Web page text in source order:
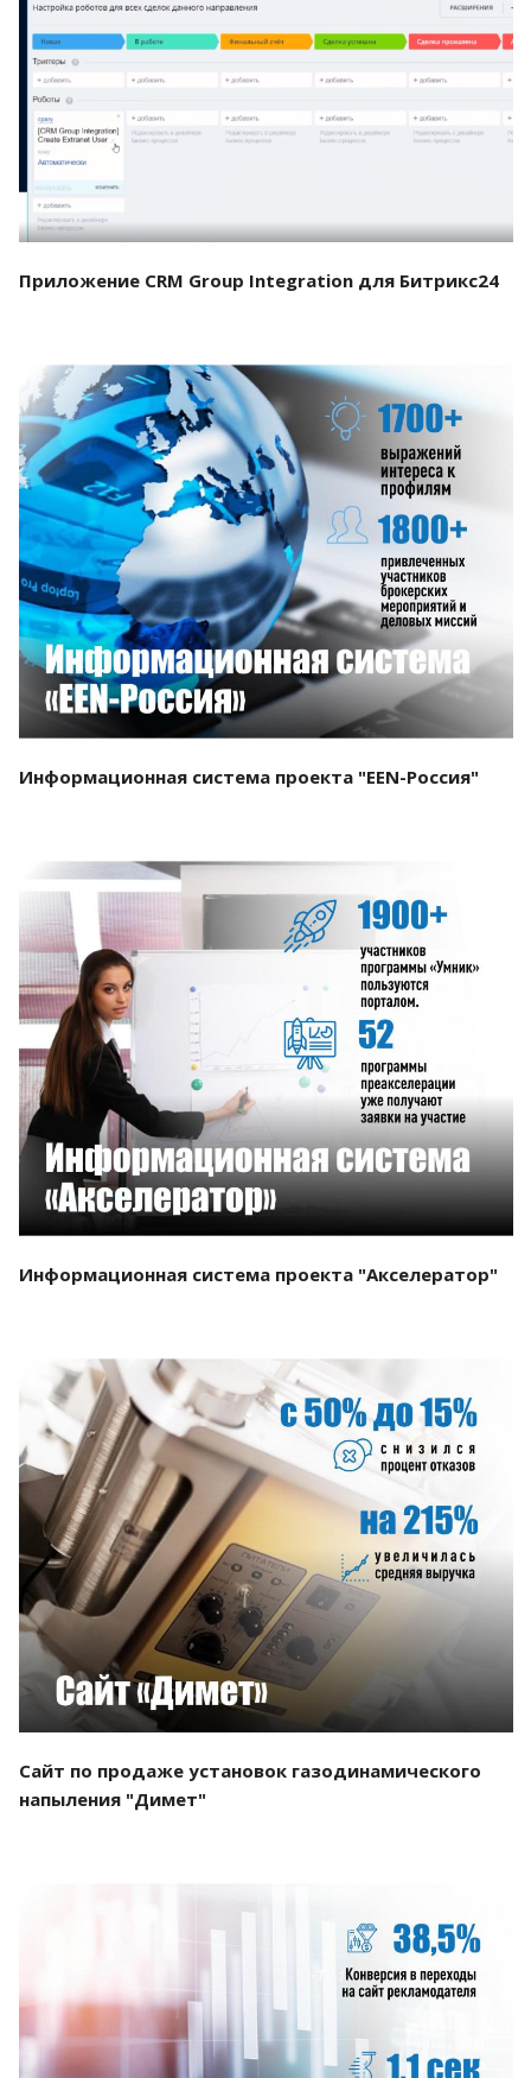
Смотреть проект
Приложение CRM Group Integration для Битрикс24
Смотреть проект
Информационная система проекта "EEN-Россия"
Смотреть проект
Информационная система проекта "Акселератор"
Смотреть проект
Сайт по продаже установок газодинамического
напыления "Димет"